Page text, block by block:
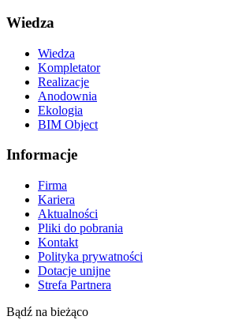
Wiedza
Wiedza
Kompletator
Realizacje
Anodownia
Ekologia
BIM Object
Informacje
Firma
Kariera
Aktualności
Pliki do pobrania
Kontakt
Polityka prywatności
Dotacje unijne
Strefa Partnera
Bądź na bieżąco